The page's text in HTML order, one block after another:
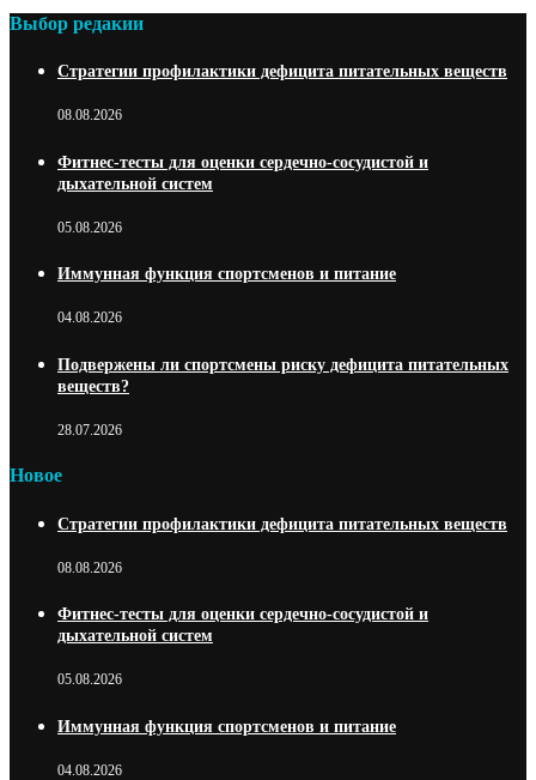
Выбор редакии
Стратегии профилактики дефицита питательных веществ
08.08.2026
Фитнес-тесты для оценки сердечно-сосудистой и
дыхательной систем
05.08.2026
Иммунная функция спортсменов и питание
04.08.2026
Подвержены ли спортсмены риску дефицита питательных
веществ?
28.07.2026
Новое
Стратегии профилактики дефицита питательных веществ
08.08.2026
Фитнес-тесты для оценки сердечно-сосудистой и
дыхательной систем
05.08.2026
Иммунная функция спортсменов и питание
04.08.2026